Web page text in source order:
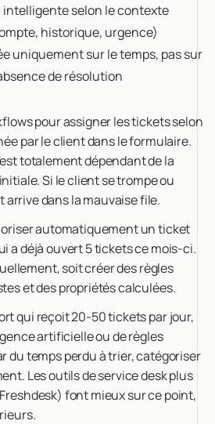
intelligente selon le contexte
historique, urgence)
uniquement sur le temps, pas sur
de résolution
pour assigner les tickets selon
par le client dans le formulaire.
totalement dépendant de la
Si le client se trompe ou
dans la mauvaise file.
automatiquement un ticket
a déjà ouvert 5 tickets ce mois-ci.
soit créer des règles
et des propriétés calculées.
qui reçoit 20-50 tickets par jour,
artificielle ou de règles
du temps perdu à trier, catégoriser
Les outils de service desk plus
font mieux sur ce point,